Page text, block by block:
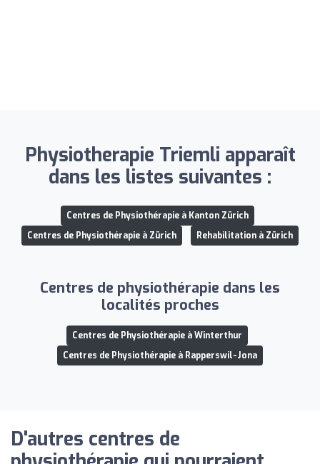
Physiotherapie Triemli apparaît
dans les listes suivantes :
Centres de Physiothérapie à Kanton Zürich
Centres de Physiothérapie à Zürich
Rehabilitation à Zürich
Centres de physiothérapie dans les
localités proches
Centres de Physiothérapie à Winterthur
Centres de Physiothérapie à Rapperswil-Jona
D'autres centres de